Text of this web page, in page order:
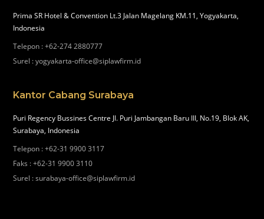
Prima SR Hotel & Convention Lt.3 Jalan Magelang KM.11, Yogyakarta,
Indonesia
Telepon :+62-274 2880777
Surel :yogyakarta-office@siplawfirm.id
Kantor Cabang Surabaya
Puri Regency Bussines Centre Jl. Puri Jambangan Baru III, No.19, Blok AK,
Surabaya, Indonesia
Telepon :+62-31 9900 3117
Faks :+62-31 9900 3110
Surel :surabaya-office@siplawfirm.id